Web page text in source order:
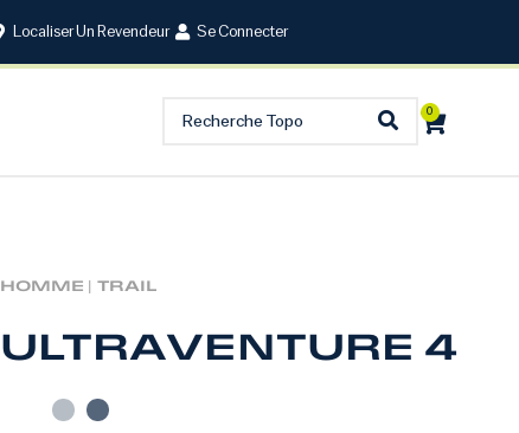
Localiser Un Revendeur Se Connecter
0
HOMME | TRAIL
ULTRAVENTURE 4